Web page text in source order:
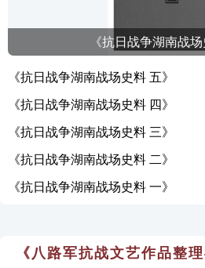
《抗日战争湖南战场
《抗日战争湖南战场史料 五》
《抗日战争湖南战场史料 四》
《抗日战争湖南战场史料 三》
《抗日战争湖南战场史料 二》
《抗日战争湖南战场史料 一》
《八路军抗战文艺作品整理